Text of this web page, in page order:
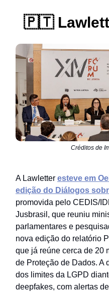
🇵🇹
Créditos de
A Lawletter esteve em
edição do Diálogos
promovida pelo CEDIS/
Jusbrasil, que reuniu
parlamentares e
nova edição do relatório
que já reúne cerca de 20
de Proteção de Dados. A
dos limites da LGPD
deepfakes, com alertas